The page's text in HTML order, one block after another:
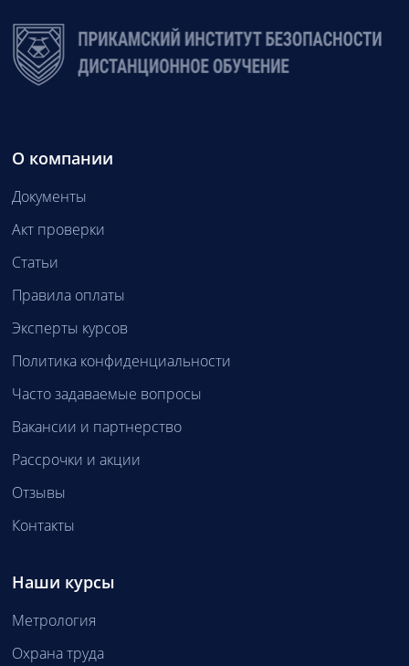
О компании
Документы
Акт проверки
Статьи
Правила оплаты
Эксперты курсов
Политика конфиденциальности
Часто задаваемые вопросы
Вакансии и партнерство
Рассрочки и акции
Отзывы
Контакты
Наши курсы
Метрология
Охрана труда